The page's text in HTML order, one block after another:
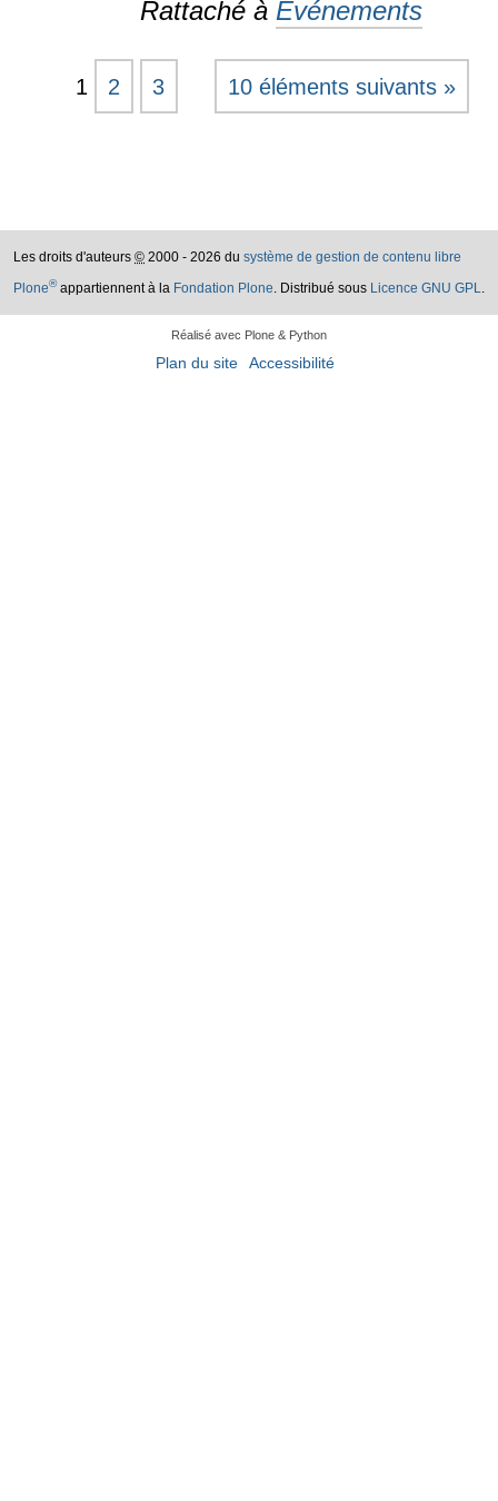
Rattaché à Événements
10 éléments suivants »
1 2 3
Les droits d'auteurs © 2000 - 2026 du système de gestion de contenu libre
Plone®appartiennent à la Fondation Plone. Distribué sous Licence GNU GPL.
Réalisé avec Plone & Python
Plan du site Accessibilité